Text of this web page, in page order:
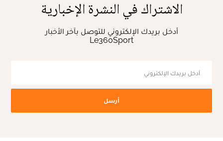
الاشتراك في النشرة الإخبارية
أدخل بريدك الإلكتروني للتوصل بآخر الأخبار
Le360Sport
أرسل